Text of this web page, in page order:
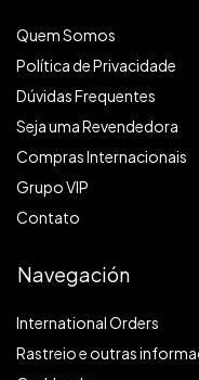
Quem Somos
Política de Privacidade
Dúvidas Frequentes
Seja uma Revendedora
Compras Internacionais
Grupo VIP
Contato
Navegación
International Orders
Rastreio e outras